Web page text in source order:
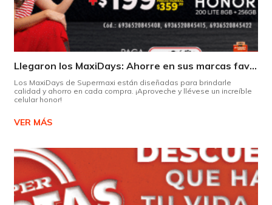
Llegaron los MaxiDays: Ahorre en sus marcas favoritas
Los MaxiDays de Supermaxi están diseñadas para brindarle
calidad y ahorro en cada compra. ¡Aproveche y llévese un increíble
celular honor!
VER MÁS